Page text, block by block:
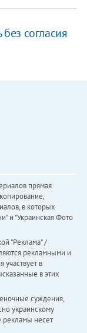
согласия
прямая
в которых
и "Украинская Фото
"Реклама" /
рекламными и
участвует в
в этих
суждения,
украинскому
рекламы несет